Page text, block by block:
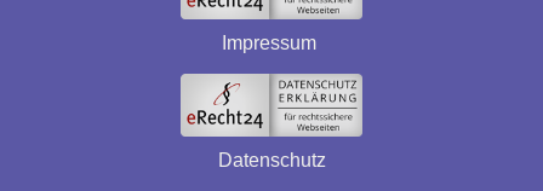
Impressum
Datenschutz